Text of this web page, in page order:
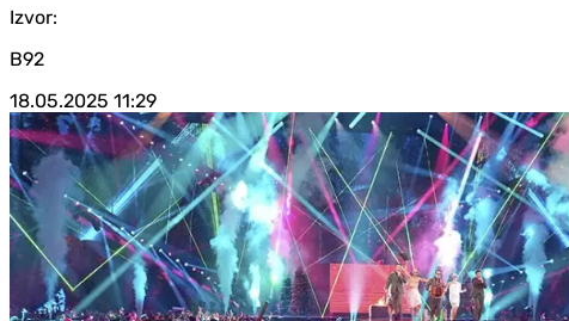
Izvor:
B92
18.05.2025 11:29